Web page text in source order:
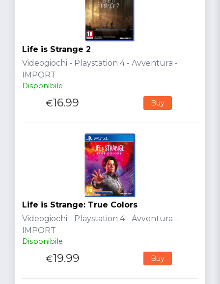
Life is Strange 2
Videogiochi - Playstation 4 - Avventura -
IMPORT
Disponibile
€16.99 Buy
Life is Strange: True Colors
Videogiochi - Playstation 4 - Avventura -
IMPORT
Disponibile
€19.99 Buy